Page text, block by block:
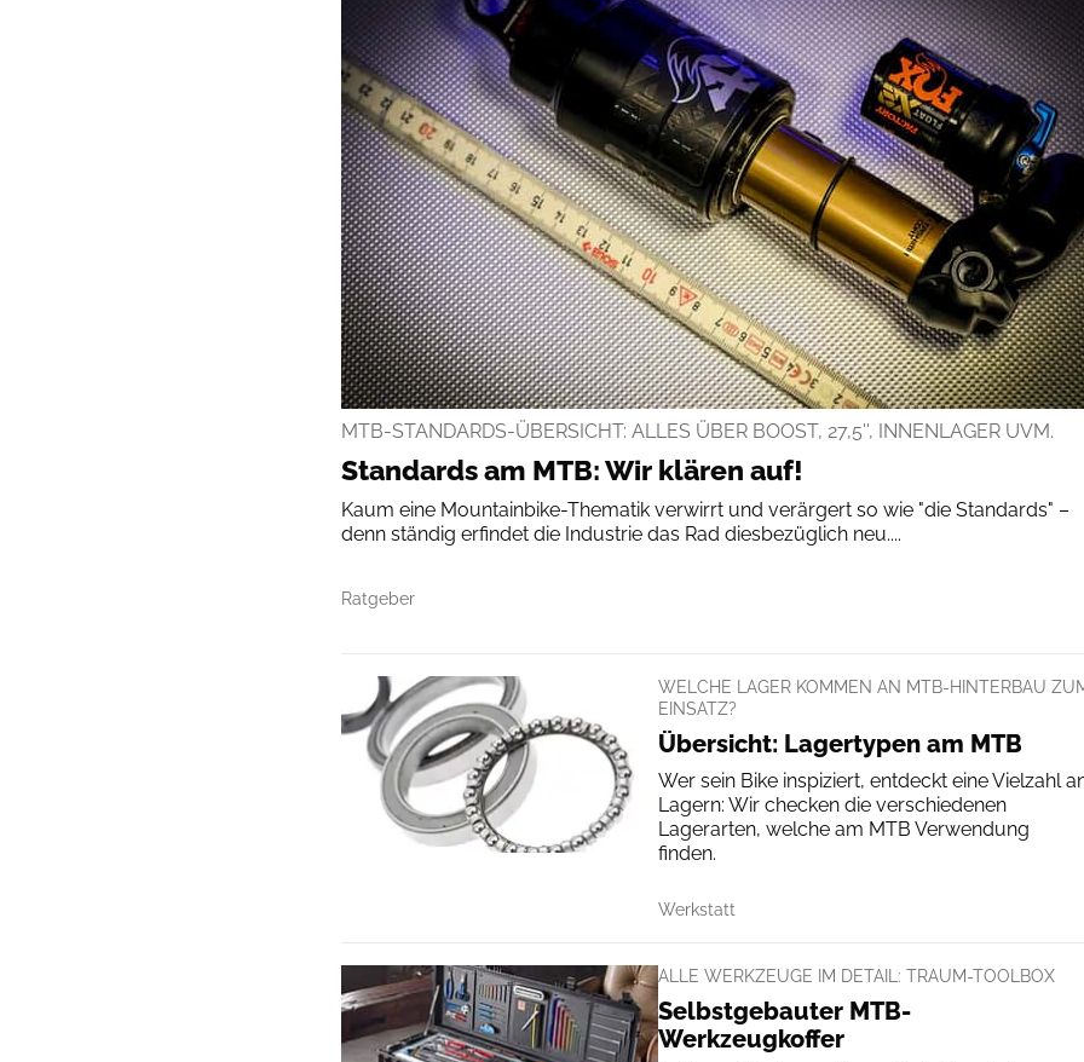
MTB-STANDARDS-ÜBERSICHT: ALLES ÜBER BOOST, 27,5'', INNENLAGER UVM.
Standards am MTB: Wir klären auf!
Kaum eine Mountainbike-Thematik verwirrt und verärgert so wie "die Standards" –
denn ständig erfindet die Industrie das Rad diesbezüglich neu....
Ratgeber
WELCHE LAGER KOMMEN AN MTB-HINTERBAU
EINSATZ?
Übersicht: Lagertypen am MTB
Wer sein Bike inspiziert, entdeckt eine Vielzahl
Lagern: Wir checken die verschiedenen
Lagerarten, welche am MTB Verwendung
finden.
Werkstatt
ALLE WERKZEUGE IM DETAIL: TRAUM-TOOLBOX
Selbstgebauter MTB-
Werkzeugkoffer